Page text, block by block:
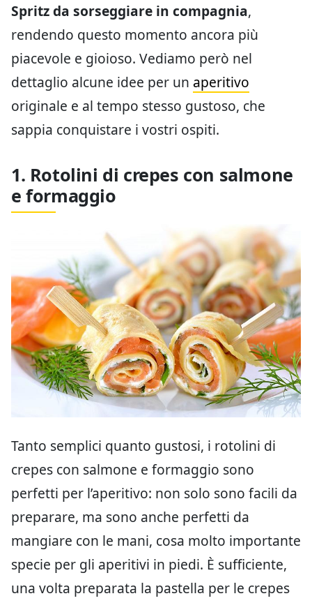
Spritz da sorseggiare in compagnia,
rendendo questo momento ancora più
piacevole e gioioso. Vediamo però nel
dettaglio alcune idee per un aperitivo
originale e al tempo stesso gustoso, che
sappia conquistare i vostri ospiti.
1. Rotolini di crepes con salmone
e formaggio
Tanto semplici quanto gustosi, i rotolini di
crepes con salmone e formaggio sono
perfetti per l’aperitivo: non solo sono facili da
preparare, ma sono anche perfetti da
mangiare con le mani, cosa molto importante
specie per gli aperitivi in piedi. È sufficiente,
una volta preparata la pastella per le crepes